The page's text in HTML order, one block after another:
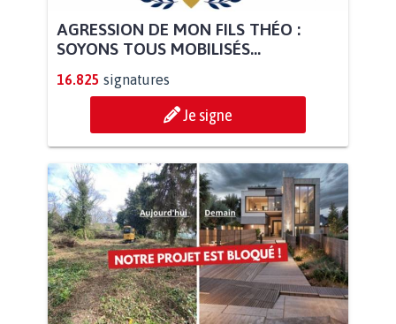
AGRESSION DE MON FILS THÉO :
SOYONS TOUS MOBILISÉS...
16.825 signatures
Je signe